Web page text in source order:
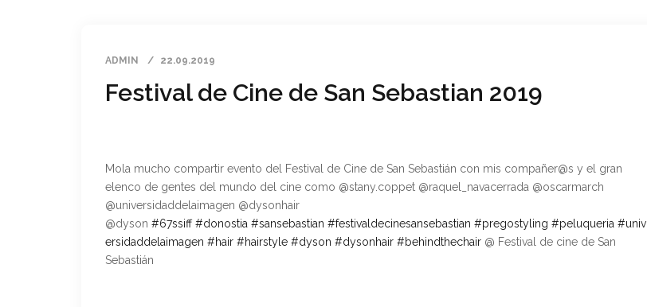
ADMIN 22.09.2019
Festival de Cine de San Sebastian 2019
Mola mucho compartir evento del Festival de Cine de San Sebastián con mis compañer@s y el gran
elenco de gentes del mundo del cine como @stany.coppet @raquel_navacerrada @oscarmarch
@universidaddelaimagen @dysonhair
@dyson #67ssiff #donostia #sansebastian #festivaldecinesansebastian #pregostyling #peluqueria #univ
ersidaddelaimagen #hair #hairstyle #dyson #dysonhair #behindthechair @ Festival de cine de San
Sebastián